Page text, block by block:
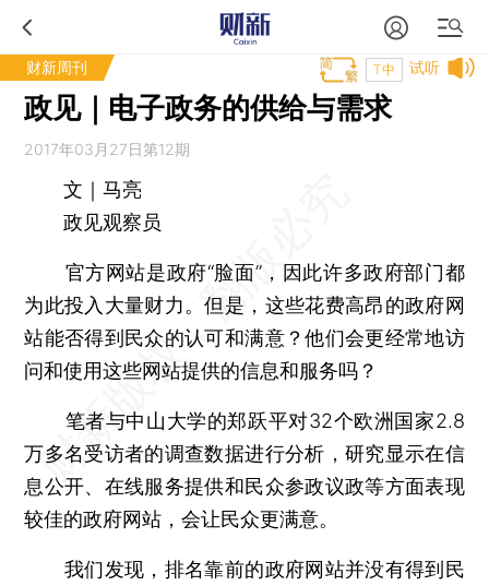
财新周刊 试听
T中
政见｜电子政务的供给与需求
2017年03月27日第12期
文｜马亮
政见观察员
官方网站是政府“脸面”，因此许多政府部门都
为此投入大量财力。但是，这些花费高昂的政府网
站能否得到民众的认可和满意？他们会更经常地访
问和使用这些网站提供的信息和服务吗？
笔者与中山大学的郑跃平对32个欧洲国家2.8
万多名受访者的调查数据进行分析，研究显示在信
息公开、在线服务提供和民众参政议政等方面表现
较佳的政府网站，会让民众更满意。
我们发现，排名靠前的政府网站并没有得到民